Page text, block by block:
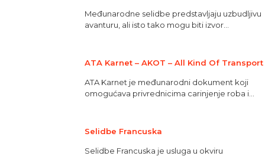
Međunarodne selidbe predstavljaju uzbudljivu
avanturu, ali isto tako mogu biti izvor...
ATA Karnet – AKOT – All Kind Of Transport
ATA Karnet je međunarodni dokument koji
omogućava privrednicima carinjenje roba i...
Selidbe Francuska
Selidbe Francuska je usluga u okviru